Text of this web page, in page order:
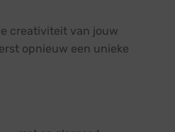
creativiteit van jouw
opnieuw een unieke